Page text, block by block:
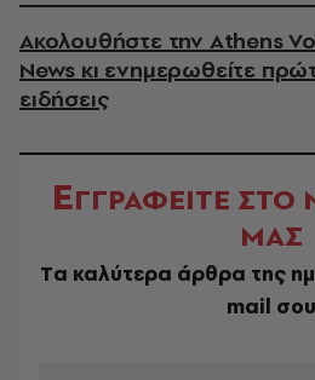
Ακολουθήστε την Athens
News κι ενημερωθείτε
ειδήσεις
ΕΓΓΡΑΦΕΙΤΕ ΣΤΟ
ΜΑΣ
Tα καλύτερα άρθρα της
mail σου